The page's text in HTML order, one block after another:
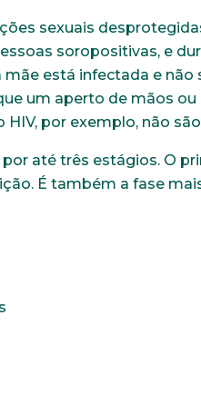
sexuais
soropositivas, e
está infectada e
um aperto de mãos ou
por exemplo, não
até três estágios. O
É também a fase